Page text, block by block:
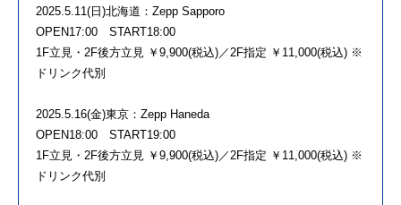
2025.5.11(日)北海道：Zepp Sapporo
OPEN17:00 START18:00
1F立見・2F後方立見 ￥9,900(税込)／2F指定 ￥11,000(税込) ※
ドリンク代別
2025.5.16(金)東京：Zepp Haneda
OPEN18:00 START19:00
1F立見・2F後方立見 ￥9,900(税込)／2F指定 ￥11,000(税込) ※
ドリンク代別